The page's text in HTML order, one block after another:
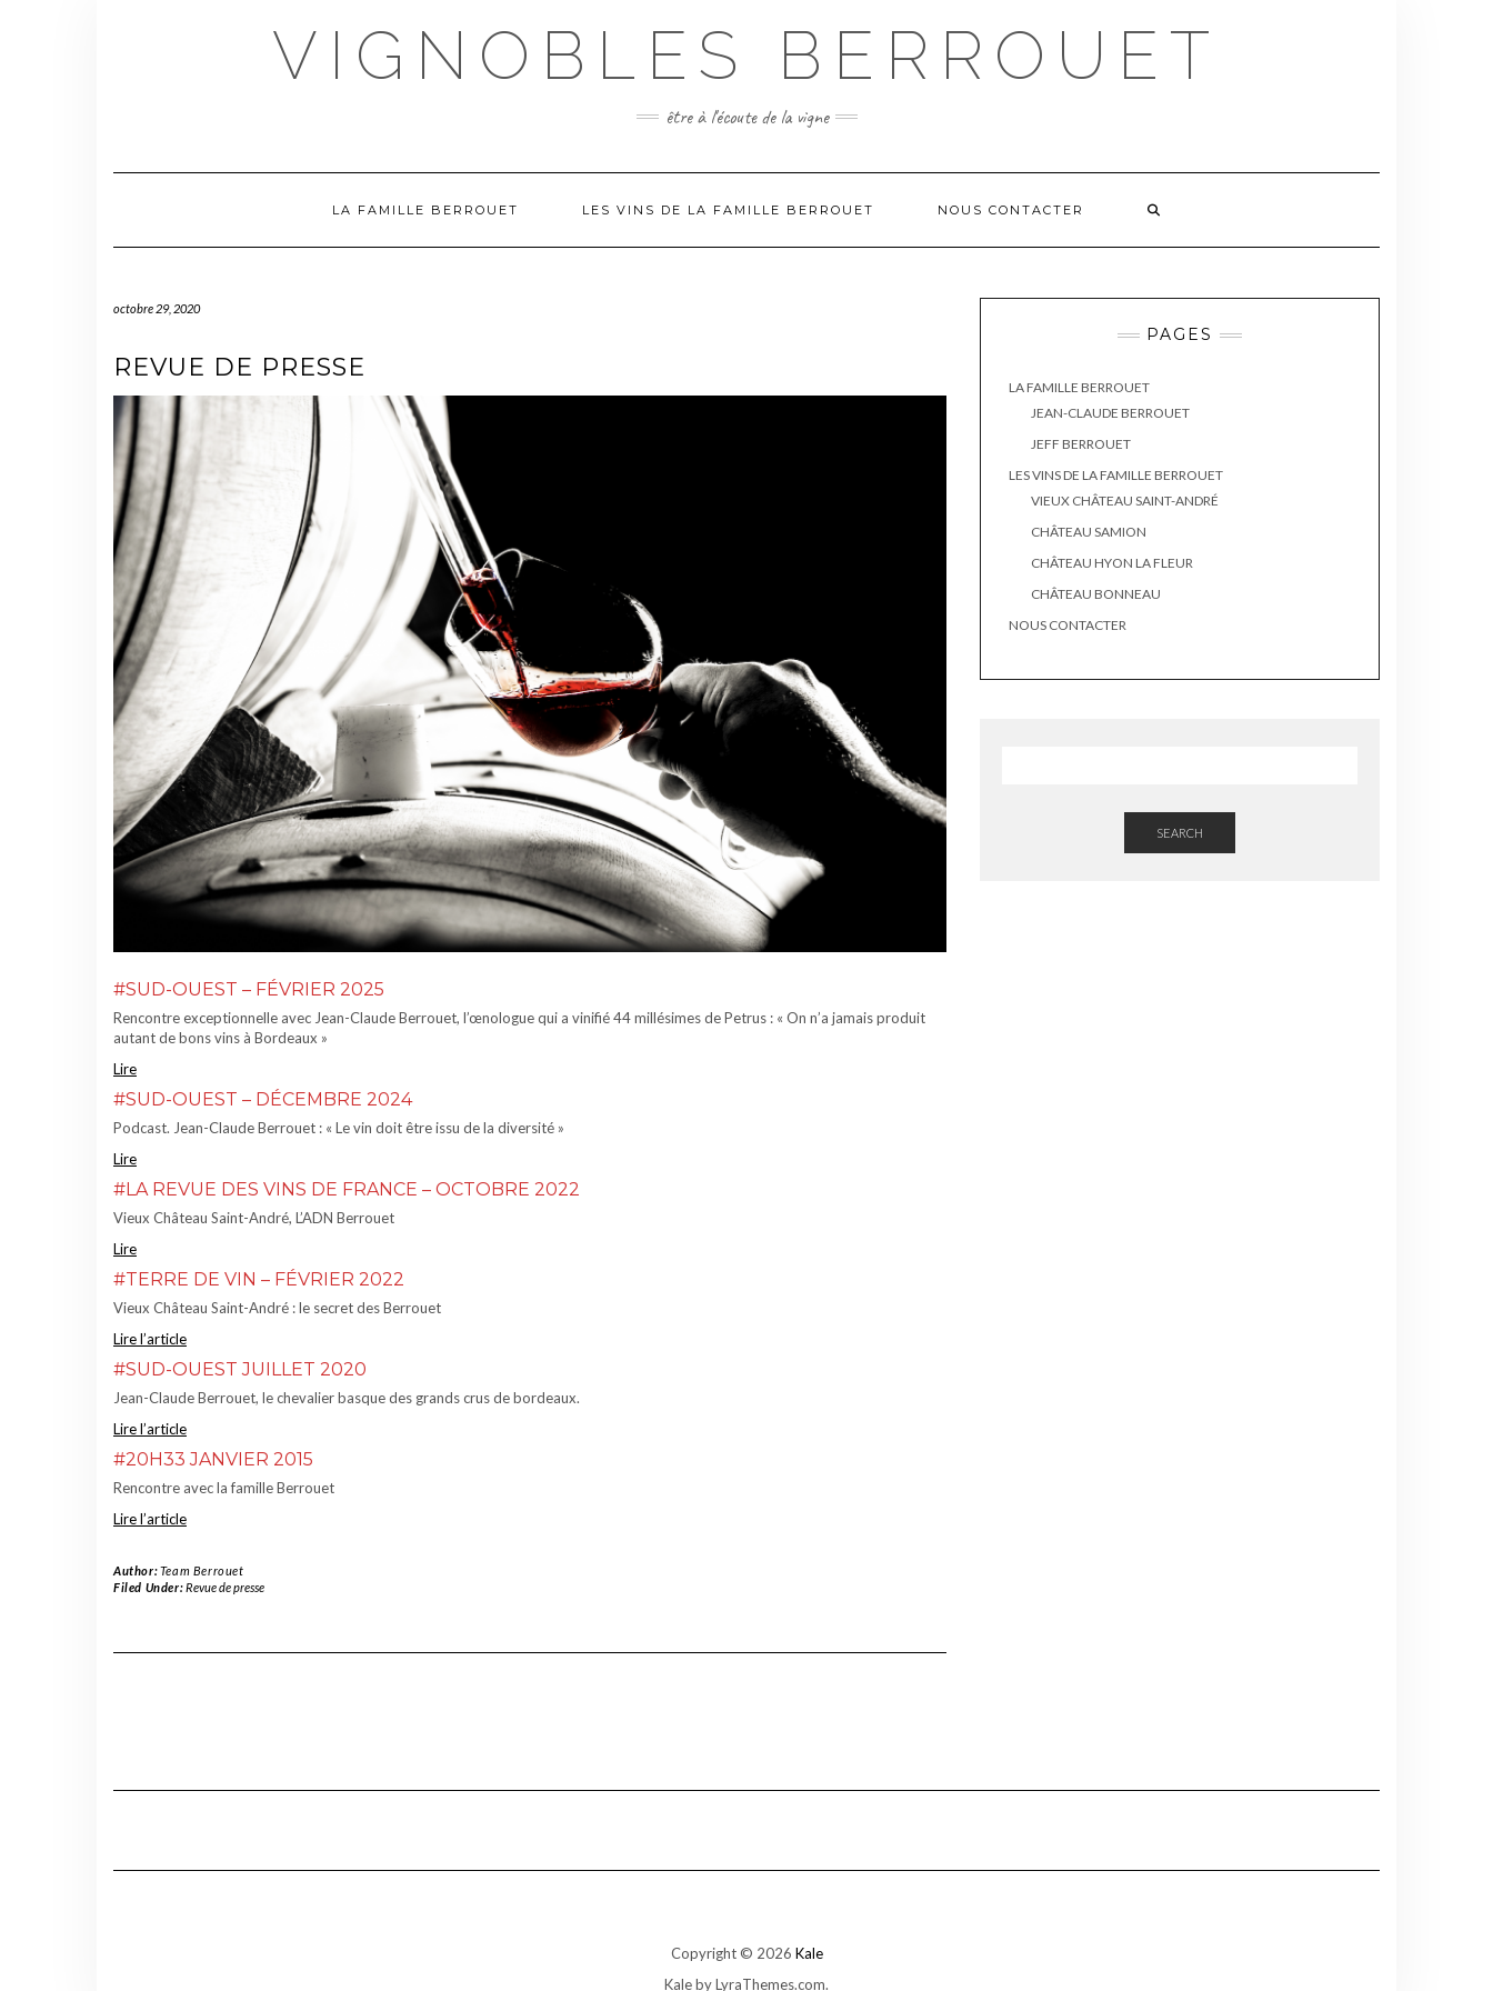
VIGNOBLES BERROUET
être à l'écoute de la vigne
LA FAMILLE BERROUET LES VINS DE LA FAMILLE BERROUET NOUS CONTACTER
octobre 29, 2020
REVUE DE PRESSE
#SUD-OUEST – FÉVRIER 2025
Rencontre exceptionnelle avec Jean-Claude Berrouet, l’œnologue qui a vinifié 44 millésimes de Petrus : « On n’a jamais produit
autant de bons vins à Bordeaux »
Lire
#SUD-OUEST – DÉCEMBRE 2024
Podcast. Jean-Claude Berrouet : « Le vin doit être issu de la diversité »
Lire
#LA REVUE DES VINS DE FRANCE – OCTOBRE 2022
Vieux Château Saint-André, L’ADN Berrouet
Lire
#TERRE DE VIN – FÉVRIER 2022
Vieux Château Saint-André : le secret des Berrouet
Lire l’article
#SUD-OUEST JUILLET 2020
Jean-Claude Berrouet, le chevalier basque des grands crus de bordeaux.
Lire l’article
#20H33 JANVIER 2015
Rencontre avec la famille Berrouet
Lire l’article
Author:Team Berrouet
Filed Under:Revue de presse
PAGES
LA FAMILLE BERROUET
JEAN-CLAUDE BERROUET
JEFF BERROUET
LES VINS DE LA FAMILLE BERROUET
VIEUX CHÂTEAU SAINT-ANDRÉ
CHÂTEAU SAMION
CHÂTEAU HYON LA FLEUR
CHÂTEAU BONNEAU
NOUS CONTACTER
SEARCH
Copyright © 2026 Kale
Kaleby LyraThemes.com.